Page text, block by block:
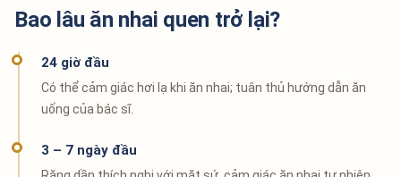
Bao lâu ăn nhai quen trở lại?
24 giờ đầu
Có thể cảm giác hơi lạ khi ăn nhai; tuân thủ hướng dẫn ăn
uống của bác sĩ.
3 – 7 ngày đầu